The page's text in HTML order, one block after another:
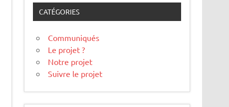
CATÉGORIES
Communiqués
Le projet ?
Notre projet
Suivre le projet